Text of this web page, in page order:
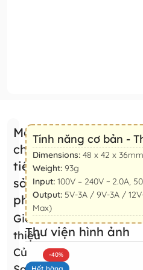
Mô tả
chi
tiết
sản
phẩm
Giới
thiệu
Củ
Tính năng cơ bản -
Dimensions: 48 x 42 x
Weight: 93g
Input: 100V – 240V ~ 2.0A,
Output: 5V-3A / 9V-3A /
Max)
Thư viện hình ảnh
-40%